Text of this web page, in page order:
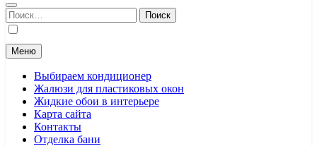
Найти:
Меню
Выбираем кондиционер
Жалюзи для пластиковых окон
Жидкие обои в интерьере
Карта сайта
Контакты
Отделка бани